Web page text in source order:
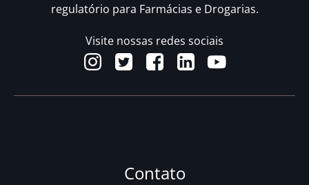
regulatório para Farmácias e Drogarias.
Visite nossas redes sociais
Contato